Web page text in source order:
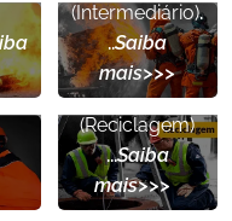
(Intermediário).
..Saiba
mais>>>
e
NR 33-
Trabalhador e
Vigia
(Reciclagem)
...Saiba
mais>>>
NR 35-
Trabalho em